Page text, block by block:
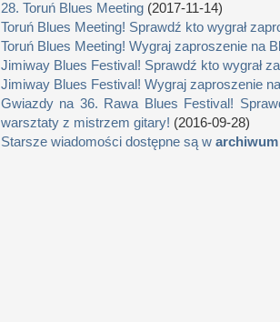
28. Toruń Blues Meeting (2017-11-14)
Toruń Blues Meeting! Sprawdź kto wygrał
Toruń Blues Meeting! Wygraj zaproszenie na
Jimiway Blues Festival! Sprawdź kto wygrał
Jimiway Blues Festival! Wygraj zaproszenie
Gwiazdy na 36. Rawa Blues Festival!
warsztaty z mistrzem gitary! (2016-09-28)
Starsze wiadomości dostępne są w archiwum